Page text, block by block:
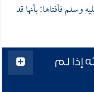
وسلم فأفتاها: بأنها قد
إذا لم